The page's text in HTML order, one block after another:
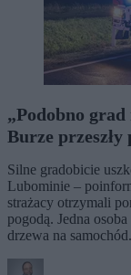
„Podobno
Burze
Silne gradobicie
Lubominie –
strażacy otrzymali
pogodą. Jedna
drzewa na samochód.